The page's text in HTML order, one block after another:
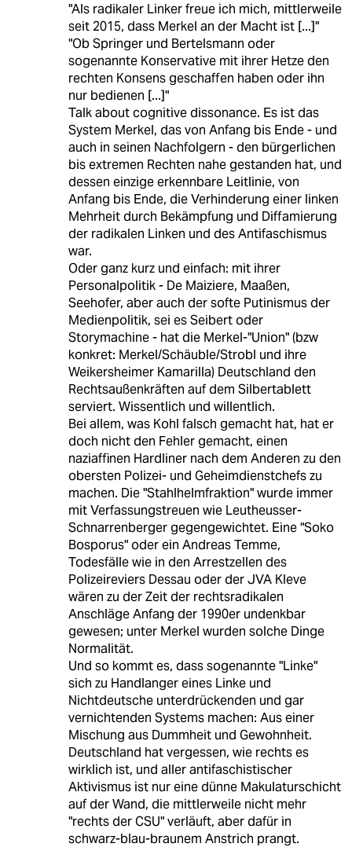
"Als radikaler Linker freue ich mich, mittlerweile
seit 2015, dass Merkel an der Macht ist [...]"
"Ob Springer und Bertelsmann oder
sogenannte Konservative mit ihrer Hetze den
rechten Konsens geschaffen haben oder ihn
nur bedienen [...]"
Talk about cognitive dissonance. Es ist das
System Merkel, das von Anfang bis Ende - und
auch in seinen Nachfolgern - den bürgerlichen
bis extremen Rechten nahe gestanden hat, und
dessen einzige erkennbare Leitlinie, von
Anfang bis Ende, die Verhinderung einer linken
Mehrheit durch Bekämpfung und Diffamierung
der radikalen Linken und des Antifaschismus
war.
Oder ganz kurz und einfach: mit ihrer
Personalpolitik - De Maiziere, Maaßen,
Seehofer, aber auch der softe Putinismus der
Medienpolitik, sei es Seibert oder
Storymachine - hat die Merkel-"Union" (bzw
konkret: Merkel/Schäuble/Strobl und ihre
Weikersheimer Kamarilla) Deutschland den
Rechtsaußenkräften auf dem Silbertablett
serviert. Wissentlich und willentlich.
Bei allem, was Kohl falsch gemacht hat, hat er
doch nicht den Fehler gemacht, einen
naziaffinen Hardliner nach dem Anderen zu den
obersten Polizei- und Geheimdienstchefs zu
machen. Die "Stahlhelmfraktion" wurde immer
mit Verfassungstreuen wie Leutheusser-
Schnarrenberger gegengewichtet. Eine "Soko
Bosporus" oder ein Andreas Temme,
Todesfälle wie in den Arrestzellen des
Polizeireviers Dessau oder der JVA Kleve
wären zu der Zeit der rechtsradikalen
Anschläge Anfang der 1990er undenkbar
gewesen; unter Merkel wurden solche Dinge
Normalität.
Und so kommt es, dass sogenannte "Linke"
sich zu Handlanger eines Linke und
Nichtdeutsche unterdrückenden und gar
vernichtenden Systems machen: Aus einer
Mischung aus Dummheit und Gewohnheit.
Deutschland hat vergessen, wie rechts es
wirklich ist, und aller antifaschistischer
Aktivismus ist nur eine dünne Makulaturschicht
auf der Wand, die mittlerweile nicht mehr
"rechts der CSU" verläuft, aber dafür in
schwarz-blau-braunem Anstrich prangt.